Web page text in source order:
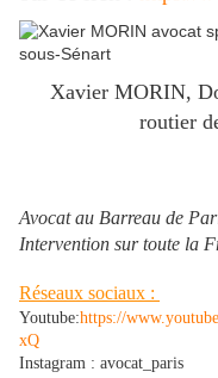
Xavier MORIN,
routier
Avocat au Barreau de
Intervention sur toute la
Réseaux sociaux :
Youtube:https://
xQ
Instagram : avocat_paris